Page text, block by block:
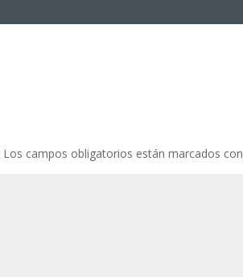
Los campos obligatorios están marcados con